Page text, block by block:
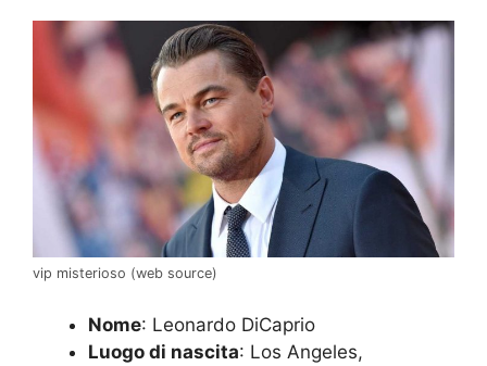
vip misterioso (web source)
Nome: Leonardo DiCaprio
Luogo di nascita: Los Angeles,